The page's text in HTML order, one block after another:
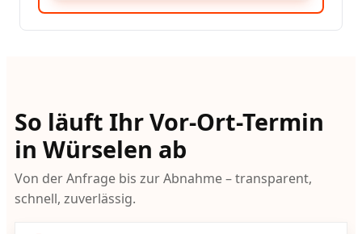
So läuft Ihr Vor-Ort-Termin
in Würselen ab
Von der Anfrage bis zur Abnahme – transparent,
schnell, zuverlässig.